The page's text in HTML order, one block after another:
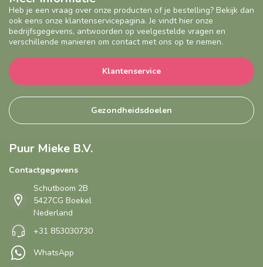
Heb je een vraag over onze producten of je bestelling? Bekijk dan
ook eens onze klantenservicepagina. Je vindt hier onze
bedrijfsgegevens, antwoorden op veelgestelde vragen en
verschillende manieren om contact met ons op te nemen.
Klantenservice
Gezondheidsdoelen
Puur Mieke B.V.
Contactgegevens
Schutboom 2B
5427CG Boekel
Nederland
+31 853030730
WhatsApp